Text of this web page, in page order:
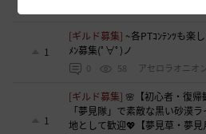
1
[ギルド募集] ~各PTｺﾝﾃﾝﾂも楽
ﾒﾝ募集(ﾟ∀ﾟ)ノ
0 58 アセロラオニオ
1
[ギルド募集] 🌸【初心者・復帰
「夢見隊」で素敵な黒い砂漠
地として歓迎💖【夢見草・夢見